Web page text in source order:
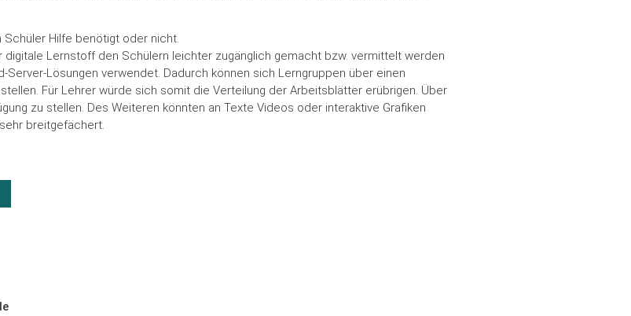
Hilfe benötigt oder nicht.
Lernstoff den Schülern leichter zugänglich gemacht bzw. vermittelt werden
Lösungen verwendet. Dadurch können sich Lerngruppen über einen
Für Lehrer würde sich somit die Verteilung der Arbeitsblätter erübrigen. Über
zu stellen. Des Weiteren könnten an Texte Videos oder interaktive Grafiken
breitgefächert.